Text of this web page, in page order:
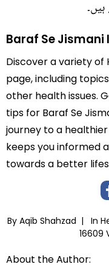
Baraf Se Jismani
Discover a variety of
page, including
other health issues.
tips for Baraf Se
journey to a
keeps you informed
towards a better
By Aqib Shahzad | In
16609
About the Author: